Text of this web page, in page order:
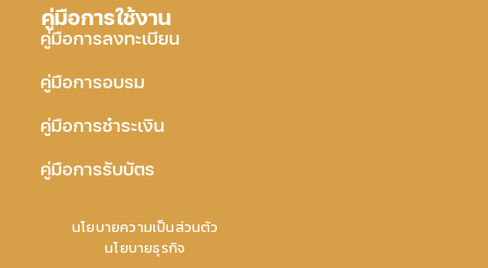
คู่มือการใช้งาน
คู่มือการลงทะเบียน
คู่มือการอบรม
คู่มือการชำระเงิน
คู่มือการรับบัตร
นโยบายความเป็นส่วนตัว
นโยบายธุรกิจ